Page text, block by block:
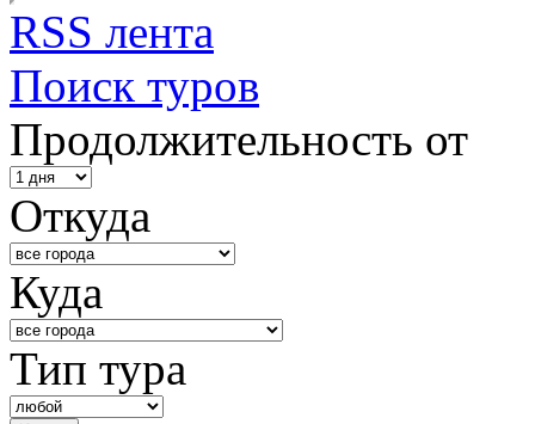
RSS лента
Поиск туров
Продолжительность от
Откуда
Куда
Тип тура